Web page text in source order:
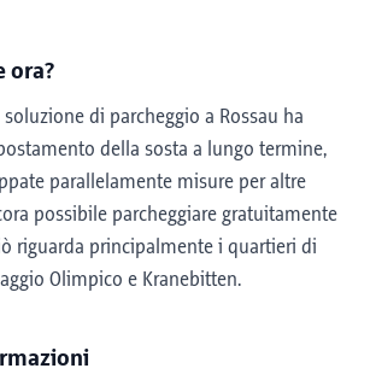
ora?
di parcheggio a Rossau ha
della sosta a lungo termine,
parallelamente misure per altre
possibile parcheggiare gratuitamente
riguarda principalmente i quartieri di
Olimpico e Kranebitten.